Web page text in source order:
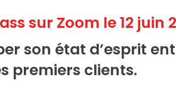
sur Zoom le 12 juin
son état d’esprit
premiers clients.